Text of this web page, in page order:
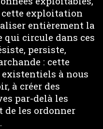
exploitation
entièrement la
circule dans ces
persiste,
: cette
à nous
à créer des
par-delà les
les ordonner